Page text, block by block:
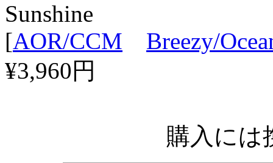
Sunshine
[AOR/CCM
Breezy/
¥3,960円
購入には